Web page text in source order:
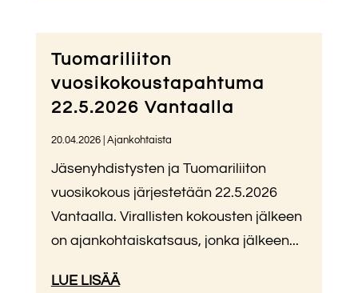
Tuomariliiton
vuosikokoustapahtuma
22.5.2026 Vantaalla
20.04.2026| Ajankohtaista
Jäsenyhdistysten ja Tuomariliiton
vuosikokous järjestetään 22.5.2026
Vantaalla. Virallisten kokousten jälkeen
on ajankohtaiskatsaus, jonka jälkeen...
LUE LISÄÄ